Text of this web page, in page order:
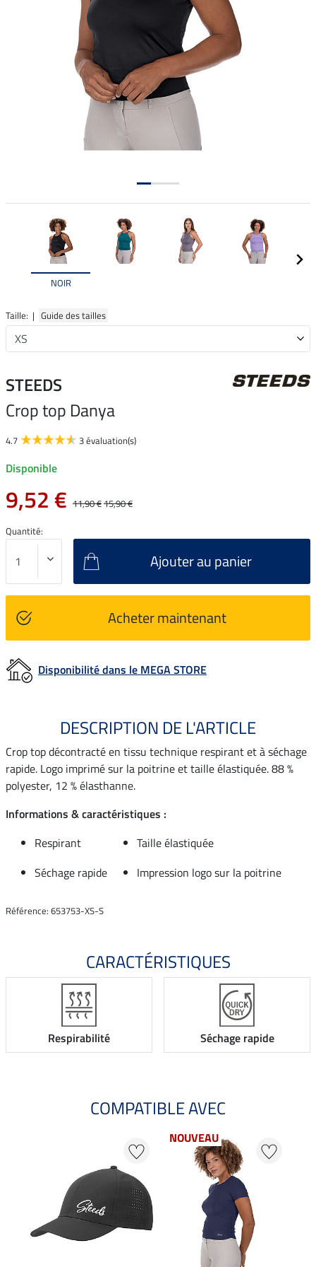
NOIR
Taille: | Guide des tailles
STEEDS
Crop top Danya
4.7 3 évaluation(s)
Disponible
9,52 € 11,90 €15,90 €
Quantité:
Ajouter au panier
Acheter maintenant
Disponibilité dans le MEGA STORE
DESCRIPTION DE L'ARTICLE
Crop top décontracté en tissu technique respirant et à séchage
rapide. Logo imprimé sur la poitrine et taille élastiquée. 88 %
polyester, 12 % élasthanne.
Informations & caractéristiques :
Respirant
Taille élastiquée
Séchage rapide
Impression logo sur la poitrine
Référence: 653753-XS-S
CARACTÉRISTIQUES
Respirabilité Séchage rapide
COMPATIBLE AVEC
NOUVEAU